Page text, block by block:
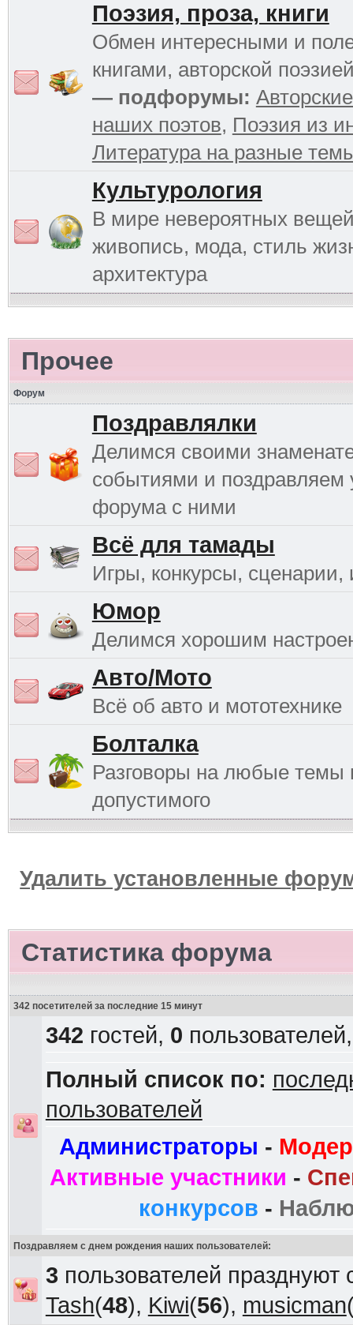
Поэзия, проза, книги
Обмен интересными и
книгами, авторской
— подфорумы:
наших поэтов, Поэзия из
Литература на разные
Культурология
В мире невероятных
живопись, мода, стиль
архитектура
Прочее
Форум
Поздравлялки
Делимся своими
событиями и поздравляем
форума с ними
Всё для тамады
Игры, конкурсы, сценарии,
Юмор
Делимся хорошим
Авто/Мото
Всё об авто и мототехнике
Болталка
Разговоры на любые темы
допустимого
Удалить установленные
Статистика форума
342 посетителей за последние 15 минут
342 гостей, 0
Полный список по:
пользователей
Администраторы -
Активные участники -
конкурсов -
Поздравляем с днем рождения наших пользователей:
3 пользователей
Tash(48), Kiwi(56), musicman